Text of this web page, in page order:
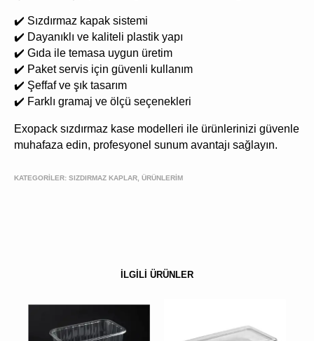
✔️ Sızdırmaz kapak sistemi
✔️ Dayanıklı ve kaliteli plastik yapı
✔️ Gıda ile temasa uygun üretim
✔️ Paket servis için güvenli kullanım
✔️ Şeffaf ve şık tasarım
✔️ Farklı gramaj ve ölçü seçenekleri
Exopack sızdırmaz kase modelleri ile ürünlerinizi güvenle
muhafaza edin, profesyonel sunum avantajı sağlayın.
KATEGORİLER: SIZDIRMAZ KAPLAR, ÜRÜNLERIM
İLGİLİ ÜRÜNLER